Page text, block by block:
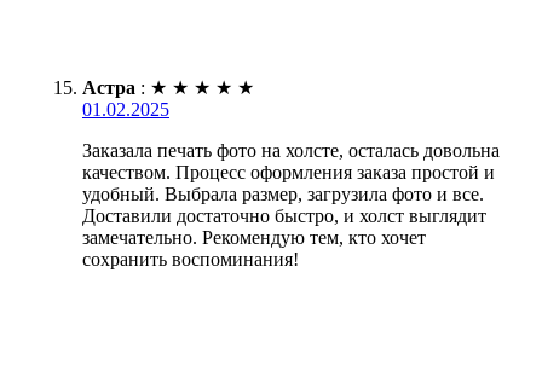
Астра : ★ ★ ★ ★ ★
01.02.2025
Заказала печать фото на холсте, осталась довольна
качеством. Процесс оформления заказа простой и
удобный. Выбрала размер, загрузила фото и все.
Доставили достаточно быстро, и холст выглядит
замечательно. Рекомендую тем, кто хочет
сохранить воспоминания!